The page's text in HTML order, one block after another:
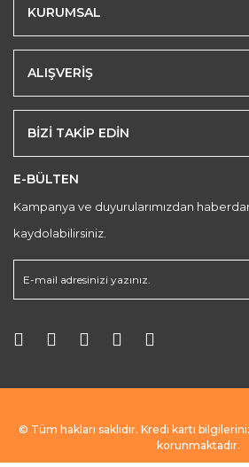
KURUMSAL
ALIŞVERİŞ
BİZİ TAKİP EDİN
E-BÜLTEN
Kampanya ve duyurularımızdan
kaydolabilirsiniz.
© Tüm hakları saklıdır. Kredi kartı
korunmaktadır.